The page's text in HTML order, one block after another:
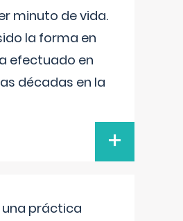
minuto de vida.
la forma en
efectuado en
décadas en la
+
una práctica